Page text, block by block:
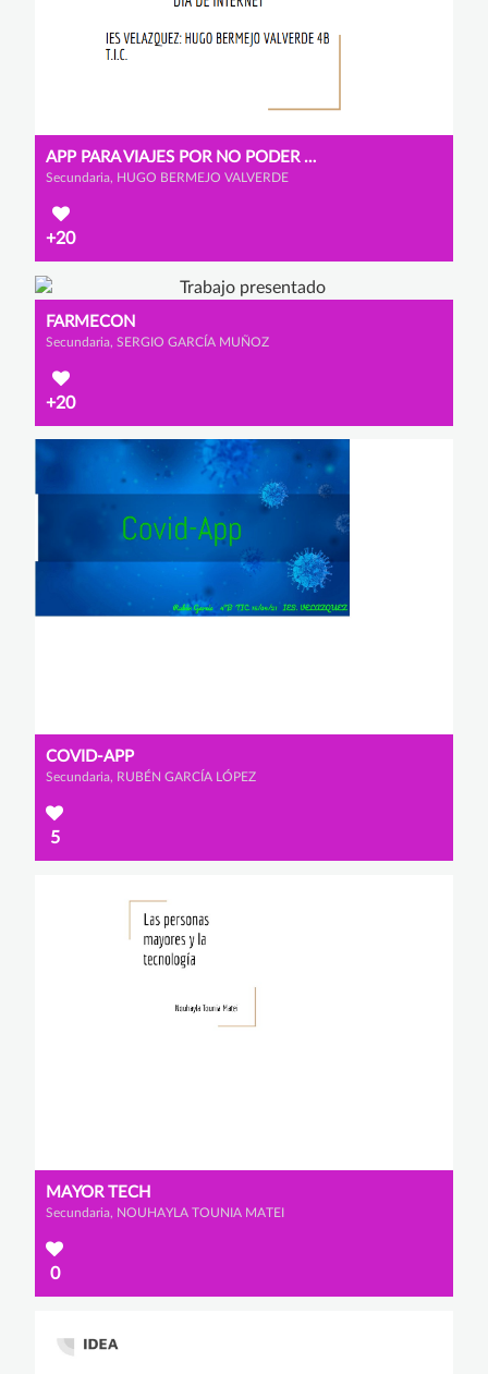
APP PARA VIAJES POR NO PODER DESPLAZARSE POR EL COVID
Secundaria, HUGO BERMEJO VALVERDE
+20
FARMECON
Secundaria, SERGIO GARCÍA MUÑOZ
+20
COVID-APP
Secundaria, RUBÉN GARCÍA LÓPEZ
5
MAYOR TECH
Secundaria, NOUHAYLA TOUNIA MATEI
0